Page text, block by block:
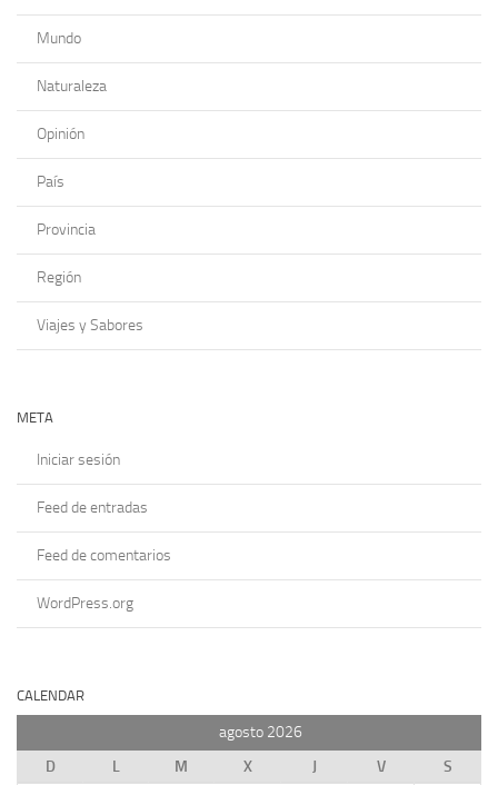
Mundo
Naturaleza
Opinión
País
Provincia
Región
Viajes y Sabores
META
Iniciar sesión
Feed de entradas
Feed de comentarios
WordPress.org
CALENDAR
agosto 2026
D
L M X J V
S